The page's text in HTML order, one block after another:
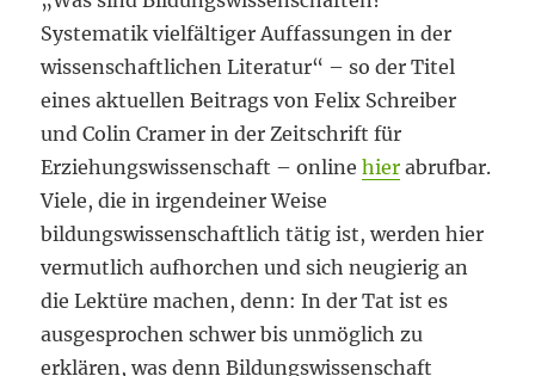
Systematik vielfältiger Auffassungen in der
wissenschaftlichen Literatur“ – so der Titel
eines aktuellen Beitrags von Felix Schreiber
und Colin Cramer in der Zeitschrift für
Erziehungswissenschaft – onlinehier abrufbar.
Viele, die in irgendeiner Weise
bildungswissenschaftlich tätig ist, werden hier
vermutlich aufhorchen und sich neugierig an
die Lektüre machen, denn: In der Tat ist es
ausgesprochen schwer bis unmöglich zu
erklären, was denn Bildungswissenschaft